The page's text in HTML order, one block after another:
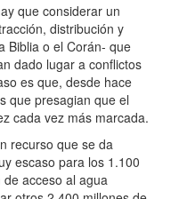
que considerar un
distribución y
Biblia o el Corán- que
dado lugar a conflictos
es que, desde hace
que presagian que el
cada vez más marcada.
recurso que se da
escaso para los 1.100
acceso al agua